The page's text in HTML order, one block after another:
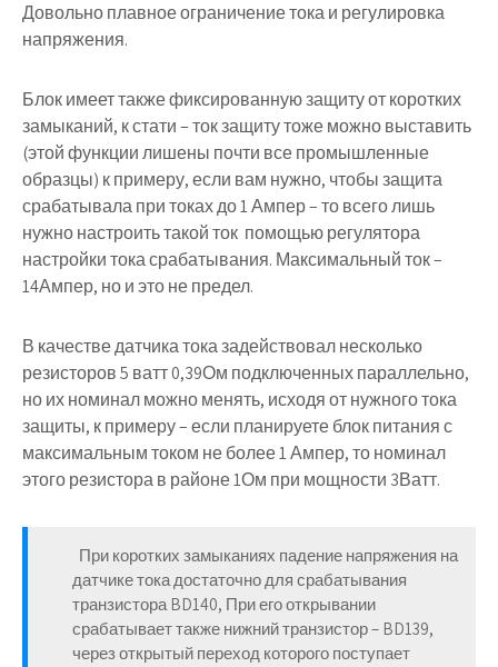
Довольно плавное ограничение тока и регулировка
напряжения.
Блок имеет также фиксированную защиту от коротких
замыканий, к стати – ток защиту тоже можно выставить
(этой функции лишены почти все промышленные
образцы) к примеру, если вам нужно, чтобы защита
срабатывала при токах до 1 Ампер – то всего лишь
нужно настроить такой ток помощью регулятора
настройки тока срабатывания. Максимальный ток –
14Ампер, но и это не предел.
В качестве датчика тока задействовал несколько
резисторов 5 ватт 0,39Ом подключенных параллельно,
но их номинал можно менять, исходя от нужного тока
защиты, к примеру – если планируете блок питания с
максимальным током не более 1 Ампер, то номинал
этого резистора в районе 1Ом при мощности 3Ватт.
При коротких замыканиях падение напряжения на
датчике тока достаточно для срабатывания
транзистора BD140, При его открывании
срабатывает также нижний транзистор – BD139,
через открытый переход которого поступает